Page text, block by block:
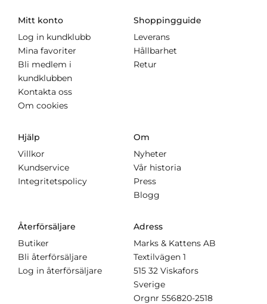
Mitt konto
Log in kundklubb
Mina favoriter
Bli medlem i
kundklubben
Kontakta oss
Om cookies
Shoppingguide
Leverans
Hållbarhet
Retur
Hjälp
Villkor
Kundservice
Integritetspolicy
Om
Nyheter
Vår historia
Press
Blogg
Återförsäljare
Butiker
Bli återförsäljare
Log in återförsäljare
Adress
Marks & Kattens AB
Textilvägen 1
515 32 Viskafors
Sverige
Orgnr 556820-2518